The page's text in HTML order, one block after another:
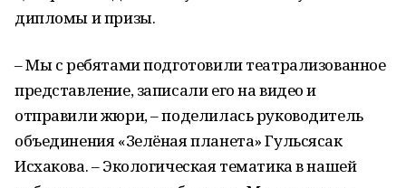
дипломы и призы.
– Мы с ребятами подготовили театрализованное
представление, записали его на видео и
отправили жюри, – поделилась руководитель
объединения «Зелёная планета» Гульсясак
Исхакова. – Экологическая тематика в нашей